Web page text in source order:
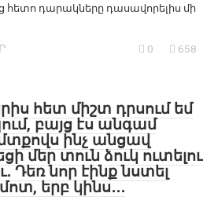
հետո դարակները դասավորելիս մի
0 658
հետ միշտ դրսում եմ
բայց էս անգամ
ինչ անցավ
մեր տուն ձուկ ուտելու
Դեռ նոր էինք նստել
երբ կինս․․․